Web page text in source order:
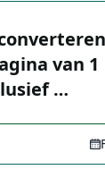
van 1
…